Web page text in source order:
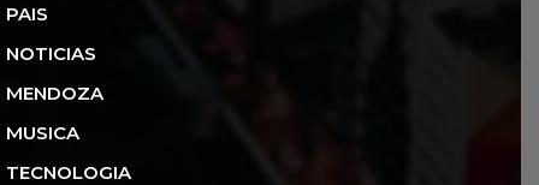
PAIS
NOTICIAS
MENDOZA
MUSICA
TECNOLOGIA